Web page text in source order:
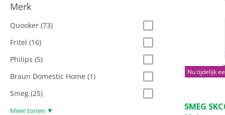
Merk
Quooker (73)
Fritel (16)
Philips (5)
Braun Domestic Home (1)
Smeg (25)
Meer tonen ▼
Nu tijdelijk
van
SMEG